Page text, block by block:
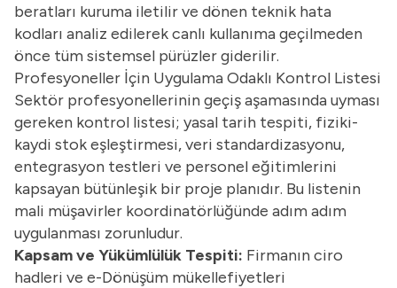
beratları kuruma iletilir ve dönen teknik hata
kodları analiz edilerek canlı kullanıma geçilmeden
önce tüm sistemsel pürüzler giderilir.
Profesyoneller İçin Uygulama Odaklı Kontrol Listesi
Sektör profesyonellerinin geçiş aşamasında uyması
gereken kontrol listesi; yasal tarih tespiti, fiziki-
kaydi stok eşleştirmesi, veri standardizasyonu,
entegrasyon testleri ve personel eğitimlerini
kapsayan bütünleşik bir proje planıdır. Bu listenin
mali müşavirler koordinatörlüğünde adım adım
uygulanması zorunludur.
Kapsam ve Yükümlülük Tespiti: Firmanın ciro
hadleri ve e-Dönüşüm mükellefiyetleri